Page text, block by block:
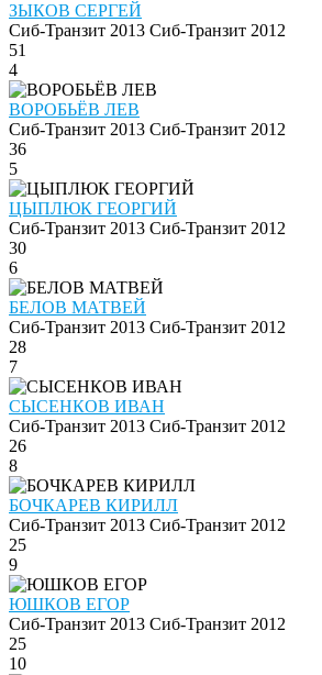
ЗЫКОВ СЕРГЕЙ
Сиб-Транзит 2013 Сиб-Транзит 2012
51
4
ВОРОБЬЁВ ЛЕВ
Сиб-Транзит 2013 Сиб-Транзит 2012
36
5
ЦЫПЛЮК ГЕОРГИЙ
Сиб-Транзит 2013 Сиб-Транзит 2012
30
6
БЕЛОВ МАТВЕЙ
Сиб-Транзит 2013 Сиб-Транзит 2012
28
7
СЫСЕНКОВ ИВАН
Сиб-Транзит 2013 Сиб-Транзит 2012
26
8
БОЧКАРЕВ КИРИЛЛ
Сиб-Транзит 2013 Сиб-Транзит 2012
25
9
ЮШКОВ ЕГОР
Сиб-Транзит 2013 Сиб-Транзит 2012
25
10